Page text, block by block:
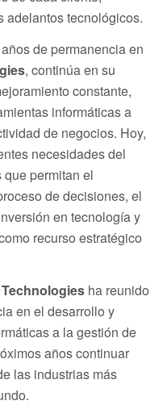
adelantos tecnológicos.
de permanencia en
, continúa en su
constante,
informáticas a
de negocios. Hoy,
necesidades del
permitan el
de decisiones, el
en tecnología y
recurso estratégico
ha reunido
en el desarrollo y
a la gestión de
años continuar
las industrias más